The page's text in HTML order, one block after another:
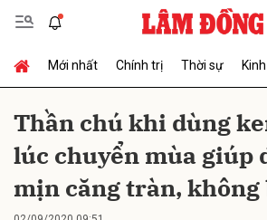
Mới nhất Chính trị Thời sự
Thần chú khi dùng
lúc chuyển mùa giúp
mịn căng tràn,
Gửi bình luận